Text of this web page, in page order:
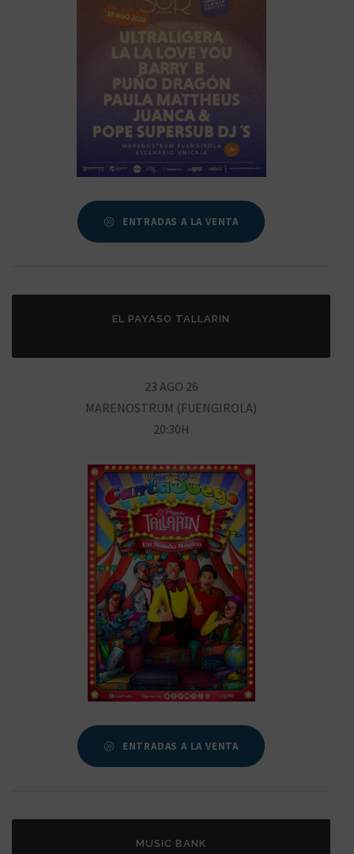
ENTRADAS A LA VENTA
EL PAYASO TALLARIN
23 AGO 26
MARENOSTRUM (FUENGIROLA)
20:30H
ENTRADAS A LA VENTA
MUSIC BANK